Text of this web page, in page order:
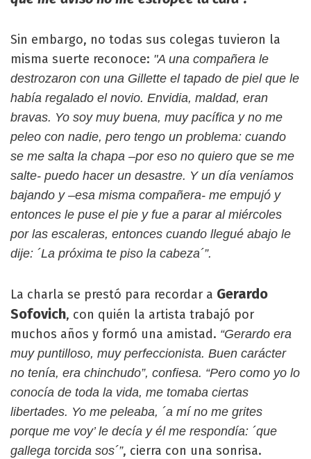
Sin embargo, no todas sus colegas tuvieron la
misma suerte reconoce: "A una compañera le
destrozaron con una Gillette el tapado de piel que le
había regalado el novio. Envidia, maldad, eran
bravas. Yo soy muy buena, muy pacífica y no me
peleo con nadie, pero tengo un problema: cuando
se me salta la chapa –por eso no quiero que se me
salte- puedo hacer un desastre. Y un día veníamos
bajando y –esa misma compañera- me empujó y
entonces le puse el pie y fue a parar al miércoles
por las escaleras, entonces cuando llegué abajo le
dije: ´La próxima te piso la cabeza´”.
La charla se prestó para recordar a Gerardo
Sofovich, con quién la artista trabajó por
muchos años y formó una amistad. “Gerardo era
muy puntilloso, muy perfeccionista. Buen carácter
no tenía, era chinchudo”, confiesa. “Pero como yo lo
conocía de toda la vida, me tomaba ciertas
libertades. Yo me peleaba, ´a mí no me grites
porque me voy’ le decía y él me respondía: ´que
gallega torcida sos´”, cierra con una sonrisa.